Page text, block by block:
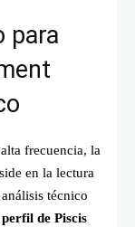
para
frecuencia, la
en la lectura
técnico
perfil de Piscis